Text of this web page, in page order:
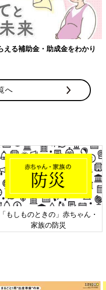
る補助金・助成金をわかり
へ
「もしものときの」赤ちゃん・
家族の防災